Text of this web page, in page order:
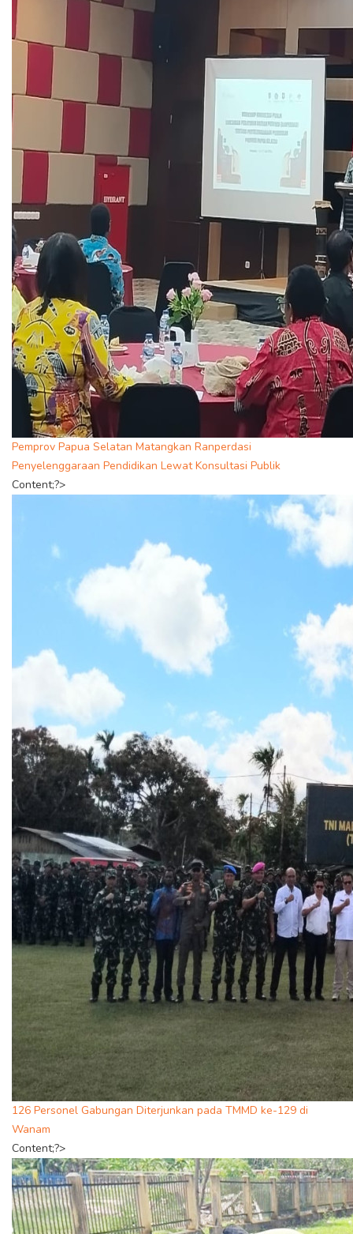
Pemprov Papua Selatan Matangkan Ranperdasi
Penyelenggaraan Pendidikan Lewat Konsultasi Publik
Content;?>
126 Personel Gabungan Diterjunkan pada TMMD ke-129 di
Wanam
Content;?>